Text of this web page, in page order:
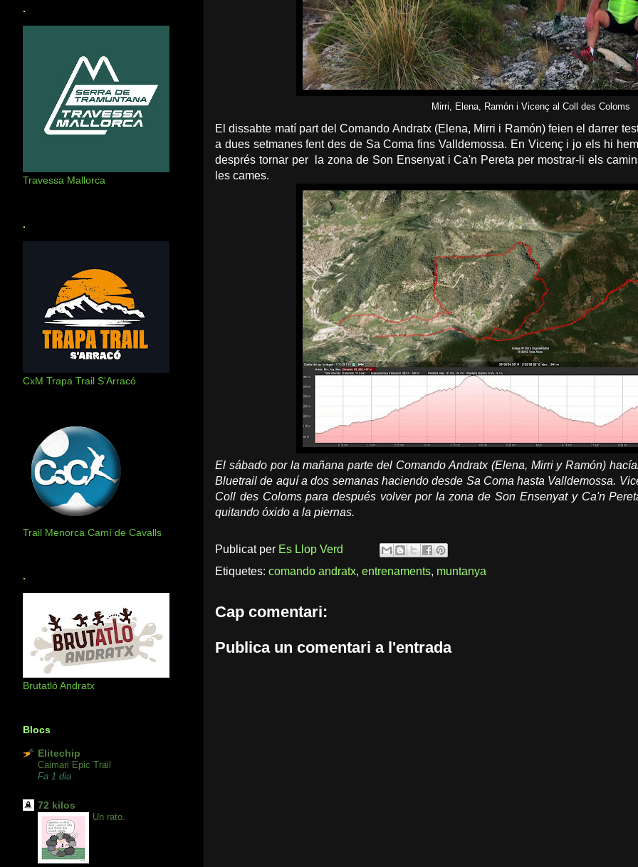
Mirri, Elena, Ramón i Vicenç al Coll des Coloms
El dissabte matí part del Comando Andratx (Elena, Mirri i Ramón) feien el darrer
a dues setmanes fent des de Sa Coma fins Valldemossa. En Vicenç i jo els hi
després tornar per la zona de Son Ensenyat i Ca'n Pereta per mostrar-li els
les cames.
El sábado por la mañana parte del Comando Andratx (Elena, Mirri y Ramón)
Bluetrail de aquí a dos semanas haciendo desde Sa Coma hasta Valldemossa.
Coll des Coloms para después volver por la zona de Son Ensenyat y Ca'n
quitando óxido a la piernas.
Publicat per Es Llop Verd
Etiquetes: comando andratx, entrenaments, muntanya
Cap comentari:
Publica un comentari a l'entrada
.
Travessa Mallorca
.
CxM Trapa Trail S'Arracó
Trail Menorca Camí de Cavalls
.
Brutatló Andratx
Blocs
Elitechip
Caimari Epic Trail
Fa 1 dia
72 kilos
Un rato.